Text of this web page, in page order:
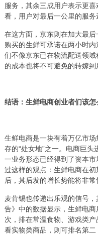
服务，其余三成用户表示更
看，用户对最后一公里的服务
在这方面，京东则在加大最
购买的生鲜可承诺在两小时
们不像京东已在物流配送领
的成本也将不可避免的转嫁到
结语：生鲜电商创业者们该怎
生鲜电商是一块有着万亿市
存的“处女地”之一。电商巨
一业务形态已经得到了资本
过这样的观点：生鲜电商在
后，其后发的增长势能将非常
麦肯锡也传递出乐观的信号
告》中的数据显示，生鲜电
次，排在常温食物、游戏类
看实物类商品，则可排名第二